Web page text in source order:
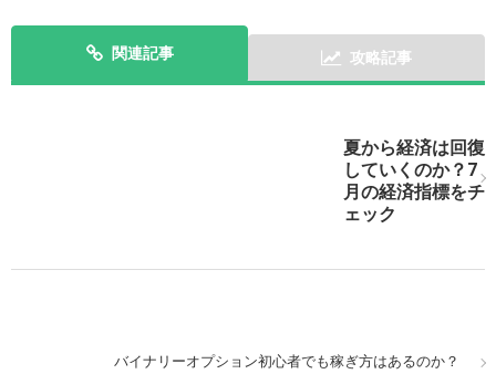
関連記事 攻略記事
夏から経済は回復
していくのか？7
月の経済指標をチ
ェック
バイナリーオプション初心者でも稼ぎ方はあるのか？